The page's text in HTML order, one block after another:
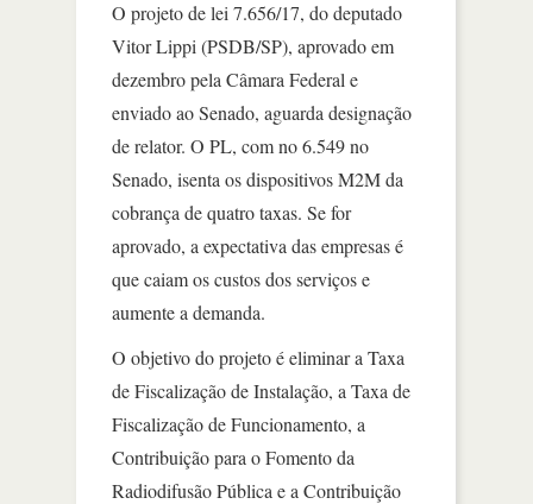
O projeto de lei 7.656/17, do deputado
Vitor Lippi (PSDB/SP), aprovado em
dezembro pela Câmara Federal e
enviado ao Senado, aguarda designação
de relator. O PL, com no 6.549 no
Senado, isenta os dispositivos M2M da
cobrança de quatro taxas. Se for
aprovado, a expectativa das empresas é
que caiam os custos dos serviços e
aumente a demanda.
O objetivo do projeto é eliminar a Taxa
de Fiscalização de Instalação, a Taxa de
Fiscalização de Funcionamento, a
Contribuição para o Fomento da
Radiodifusão Pública e a Contribuição